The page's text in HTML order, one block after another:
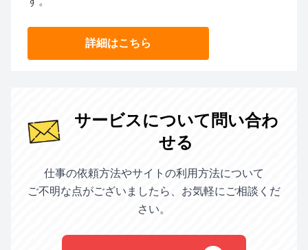
詳細はこちら
サービスについて問い合わ
せる
仕事の依頼方法やサイトの利用方法について
ご不明な点がございましたら、お気軽にご相談くだ
さい。